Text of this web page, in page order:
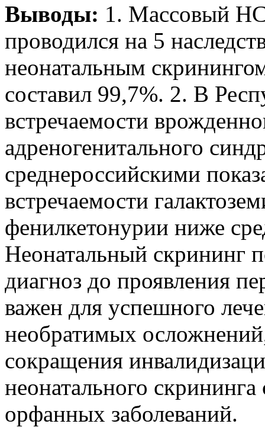
Выводы: 1. Массовый
проводился на 5
неонатальным
составил 99,7%. 2. В
встречаемости
адреногенитального
среднероссийскими
встречаемости
фенилкетонурии ниже
Неонатальный скрининг
диагноз до проявления
важен для успешного
необратимых
сокращения
неонатального
орфанных заболеваний.